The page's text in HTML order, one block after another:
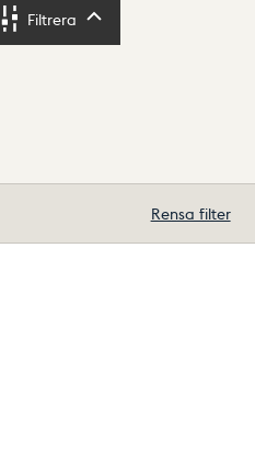
Filtrera
Rensa filter